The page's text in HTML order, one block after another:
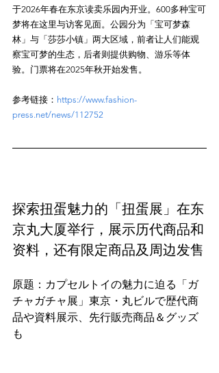
于2026年春在东京读卖乐园内开业。600多种宝可
梦将在这里与访客见面。公园分为「宝可梦森
林」与「莎莎小镇」两大区域，前者让人们能观
察宝可梦的生态，后者则提供购物、游乐等体
参考链接： https://www.fashion-
press.net/news/112752
探索扭蛋魅力的「扭蛋展」在东
京丸大厦举行，展示历代商品和
资料，还有限定商品及周边发售
原题：カプセルトイの魅力に迫る「ガ
チャガチャ展」東京・丸ビルで歴代商
品や資料展示、先行販売商品＆グッズ